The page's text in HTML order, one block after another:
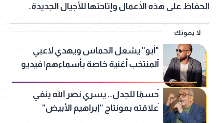
الحفاظ على هذه الأعمال وإتاحتها للأجيال الجديدة.
لا يفوتك
"أبو" يشعل الحماس ويهدي لاعبي
المنتخب أغنية خاصة بأسماءهم| فيديو
حسمًا للجدل.. يسري نصر الله ينفي
علاقته بمونتاج "إبراهيم الأبيض"